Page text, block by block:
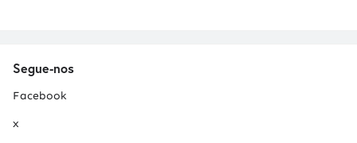
Segue-nos
Facebook
x